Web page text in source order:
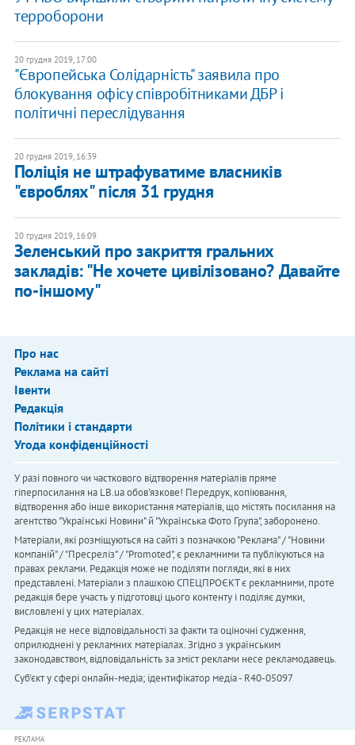
терроборони
20 грудня 2019, 17:00
"Європейська Солідарність" заявила про
блокування офісу співробітниками ДБР і
політичні переслідування
20 грудня 2019, 16:39
Поліція не штрафуватиме власників
"євроблях" після 31 грудня
20 грудня 2019, 16:09
Зеленський про закриття гральних
закладів: "Не хочете цивілізовано? Давайте
по-іншому"
Про нас
Реклама на сайті
Івенти
Редакція
Політики і стандарти
Угода конфіденційності
У разі повного чи часткового відтворення матеріалів пряме
гіперпосилання на LB.ua обов'язкове! Передрук, копіювання,
відтворення або інше використання матеріалів, що містять посилання на
агентство "Українськi Новини" й "Українська Фото Група", заборонено.
Матеріали, які розміщуються на сайті з позначкою "Реклама" / "Новини
компаній" / "Пресреліз" / "Promoted", є рекламними та публікуються на
правах реклами. Редакція може не поділяти погляди, які в них
представлені. Матеріали з плашкою СПЕЦПРОЄКТ є рекламними, проте
редакція бере участь у підготовці цього контенту і поділяє думки,
висловлені у цих матеріалах.
Редакція не несе відповідальності за факти та оціночні судження,
оприлюднені у рекламних матеріалах. Згідно з українським
законодавством, відповідальність за зміст реклами несе рекламодавець.
Cуб'єкт у сфері онлайн-медіа; ідентифікатор медіа - R40-05097
РЕКЛАМА